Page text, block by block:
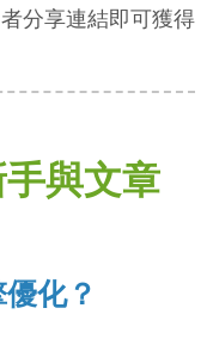
分享連結即可獲得
手與文章
化？